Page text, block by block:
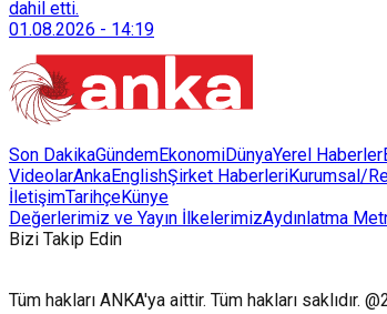
dahil etti.
01.08.2026 - 14:19
Son DakikaGündemEkonomiDünyaYerel Haberler
VideolarAnkaEnglishŞirket HaberleriKurumsal/
İletişimTarihçeKünye
Değerlerimiz ve Yayın İlkelerimizAydınlatma
Bizi Takip Edin
Tüm hakları ANKA'ya aittir. Tüm hakları saklıdır.